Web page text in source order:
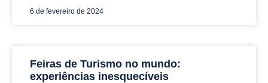
6 de fevereiro de 2024
Feiras de Turismo no mundo:
experiências inesquecíveis